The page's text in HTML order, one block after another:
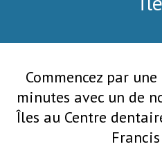
Commencez par
minutes avec un de
Îles au Centre